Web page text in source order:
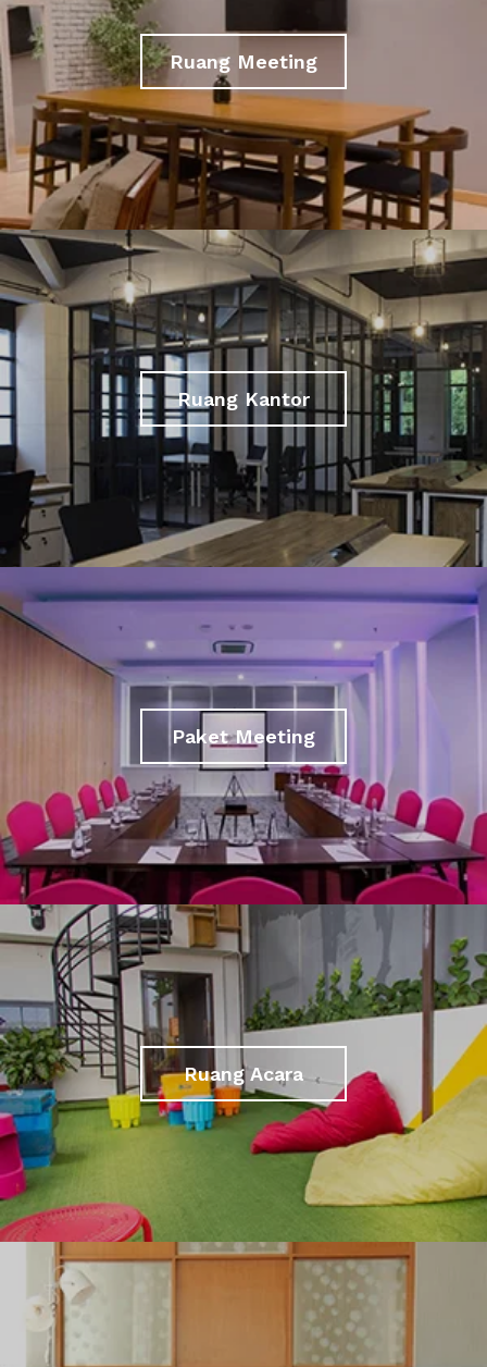
Ruang Meeting
Ruang Kantor
Paket Meeting
Ruang Acara